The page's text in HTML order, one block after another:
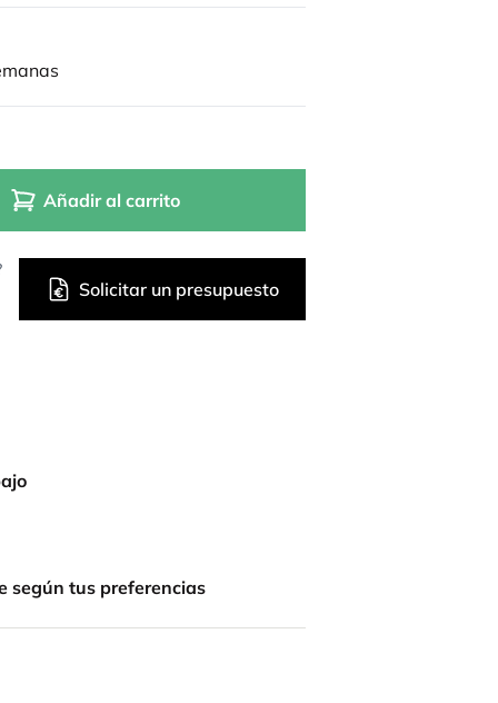
Añadir al carrito
Solicitar un presupuesto
según tus preferencias